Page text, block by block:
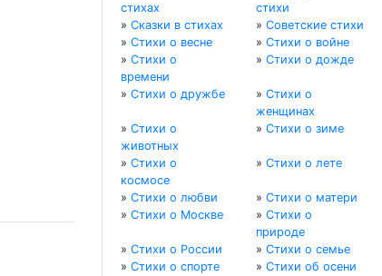
стихах
стихи
» Сказки в стихах » Советские стихи
» Стихи о весне » Стихи о войне
» Стихи о
времени
» Стихи о дожде
» Стихи о дружбе » Стихи о
женщинах
» Стихи о
животных
» Стихи о зиме
» Стихи о
космосе
» Стихи о лете
» Стихи о любви » Стихи о матери
» Стихи о Москве » Стихи о
природе
» Стихи о России » Стихи о семье
» Стихи о спорте » Стихи об осени